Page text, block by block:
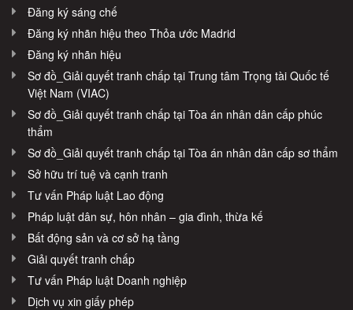
Đăng ký sáng chế
Đăng ký nhãn hiệu theo Thỏa ước Madrid
Đăng ký nhãn hiệu
Sơ đồ_Giải quyết tranh chấp tại Trung tâm Trọng tài Quốc tế
Việt Nam (VIAC)
Sơ đồ_Giải quyết tranh chấp tại Tòa án nhân dân cấp phúc
thẩm
Sơ đồ_Giải quyết tranh chấp tại Tòa án nhân dân cấp sơ thẩm
Sở hữu trí tuệ và cạnh tranh
Tư vấn Pháp luật Lao động
Pháp luật dân sự, hôn nhân – gia đình, thừa kế
Bất động sản và cơ sở hạ tầng
Giải quyết tranh chấp
Tư vấn Pháp luật Doanh nghiệp
Dịch vụ xin giấy phép